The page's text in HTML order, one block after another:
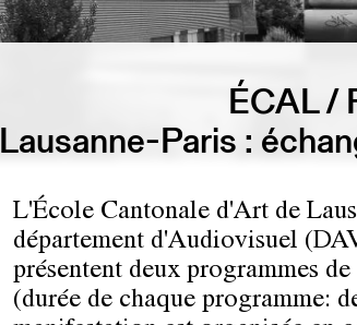
ÉCAL /
Lausanne-Paris :
L'École Cantonale d'Art de
département d'Audiovisuel
présentent deux programmes
(durée de chaque programme: